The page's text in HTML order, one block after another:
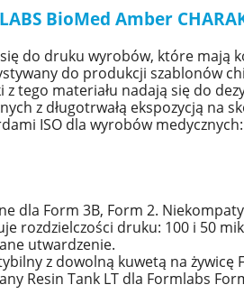
Formlabs - White
715,00 zł
BioMed Amber
do druku wyrobów, które mają
do produkcji szablonów
z tego materiału nadają się do
z długotrwałą ekspozycją na
ISO dla wyrobów medycznych:
dla Form 3B, Form 2.
rozdzielczości druku: 100 i 50
utwardzenie.
z dowolną kuwetą na żywicę
Resin Tank LT dla Formlabs